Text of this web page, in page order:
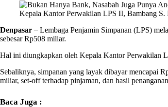
Kepala Kantor Perwakilan LPS II, Bambang S.
Denpasar – Lembaga Penjamin Simpanan (LPS)
sebesar Rp508 miliar.
Hal ini diungkapkan oleh Kepala Kantor Perwakilan
Sebaliknya, simpanan yang layak dibayar mencapai
miliar, set-off terhadap pinjaman, dan hasil
Baca Juga :